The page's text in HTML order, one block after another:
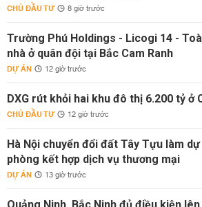
CHỦ ĐẦU TƯ 8 giờ trước
Trường Phú Holdings - Licogi 14 -
nhà ở quân đội tại Bắc Cam Ranh
DỰ ÁN 12 giờ trước
DXG rút khỏi hai khu đô thị 6.200 tỷ ở
CHỦ ĐẦU TƯ 12 giờ trước
Hà Nội chuyển đổi đất Tây Tựu làm
phòng kết hợp dịch vụ thương mại
DỰ ÁN 13 giờ trước